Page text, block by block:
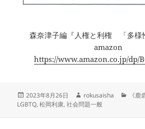
森奈津子編『人権と利権 「多様
amazon
https://www.amazon.co.jp/dp/
投
稿
2023年8月26日
作
成
rokusaisha
カ《鹿
LGBTQ,松岡利康,社会問題一般